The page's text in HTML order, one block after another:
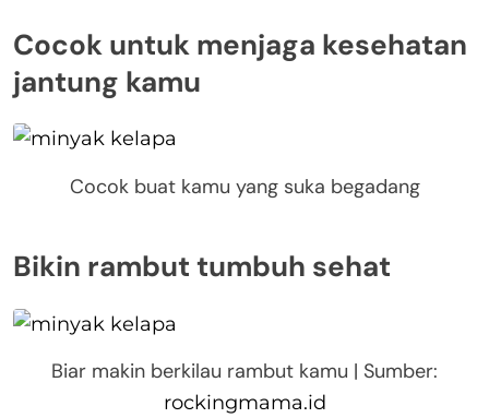
Cocok untuk menjaga kesehatan
jantung kamu
Cocok buat kamu yang suka begadang
Bikin rambut tumbuh sehat
Biar makin berkilau rambut kamu | Sumber:
rockingmama.id